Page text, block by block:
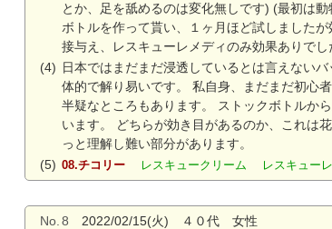
とか、足を舐めるのは変化無しです) (最初は
ボトルを作って貰い、１ヶ月ほど試しました
接与え、レスキューレメディのみ効果ありでし
(4) 日本ではまだまだ浸透しているとは言えない
体的で解り易いです。 私自身、まだまだ初心
半疑なところもあります。 ストックボトルか
います。 どちらが効き目があるのか、これは
っと理解し難い部分があります。
(5) 08.チコリー レスキュークリーム レスキュー
No. 8 2022/02/15(火) ４０代 女性